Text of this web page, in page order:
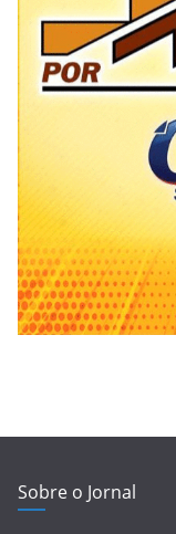
Sobre o Jornal